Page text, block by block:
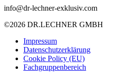
info@dr-lechner-exklusiv.com
©2026 DR.LECHNER GMBH
Impressum
Datenschutzerklärung
Cookie Policy (EU)
Fachgruppenbereich